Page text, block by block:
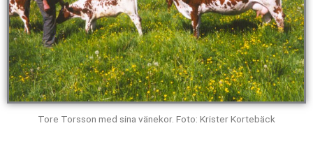
Tore Torsson med sina vänekor. Foto: Krister Kortebäck